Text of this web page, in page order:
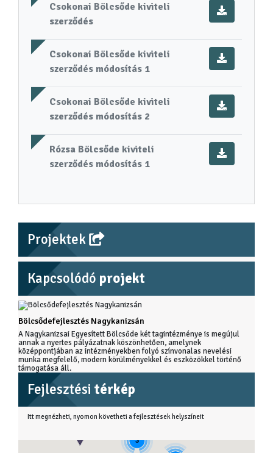
Csokonai Bölcsőde kiviteli
szerződés
Csokonai Bölcsőde kiviteli
szerződés módosítás 1
Csokonai Bölcsőde kiviteli
szerződés módosítás 2
Rózsa Bölcsőde kiviteli
szerződés módosítás 1
Projektek
Kapcsolódó projekt
Bölcsődefejlesztés Nagykanizsán
A Nagykanizsai Egyesített Bölcsőde két tagintézménye is megújul
annak a nyertes pályázatnak köszönhetően, amelynek
középpontjában az intézményekben folyó színvonalas nevelési
munka megfelelő, modern körülményekkel és eszközökkel történő
támogatása áll.
Fejlesztési térkép
Itt megnézheti, nyomon követheti a fejlesztések helyszíneit
3